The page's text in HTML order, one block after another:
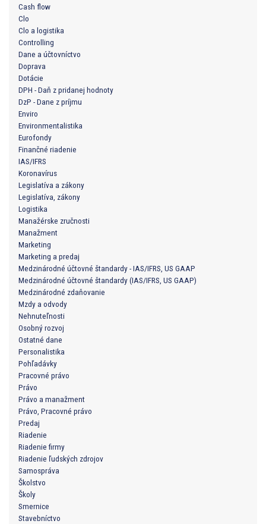
Cash flow
Clo
Clo a logistika
Controlling
Dane a účtovníctvo
Doprava
Dotácie
DPH - Daň z pridanej hodnoty
DzP - Dane z príjmu
Enviro
Environmentalistika
Eurofondy
Finančné riadenie
IAS/IFRS
Koronavírus
Legislatíva a zákony
Legislatíva, zákony
Logistika
Manažérske zručnosti
Manažment
Marketing
Marketing a predaj
Medzinárodné účtovné štandardy - IAS/IFRS, US GAAP
Medzinárodné účtovné štandardy (IAS/IFRS, US GAAP)
Medzinárodné zdaňovanie
Mzdy a odvody
Nehnuteľnosti
Osobný rozvoj
Ostatné dane
Personalistika
Pohľadávky
Pracovné právo
Právo
Právo a manažment
Právo, Pracovné právo
Predaj
Riadenie
Riadenie firmy
Riadenie ľudských zdrojov
Samospráva
Školstvo
Školy
Smernice
Stavebníctvo